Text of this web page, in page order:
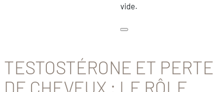
vide.
TESTOSTÉRONE ET PERTE
DE CHEVEUX : LE RÔLE